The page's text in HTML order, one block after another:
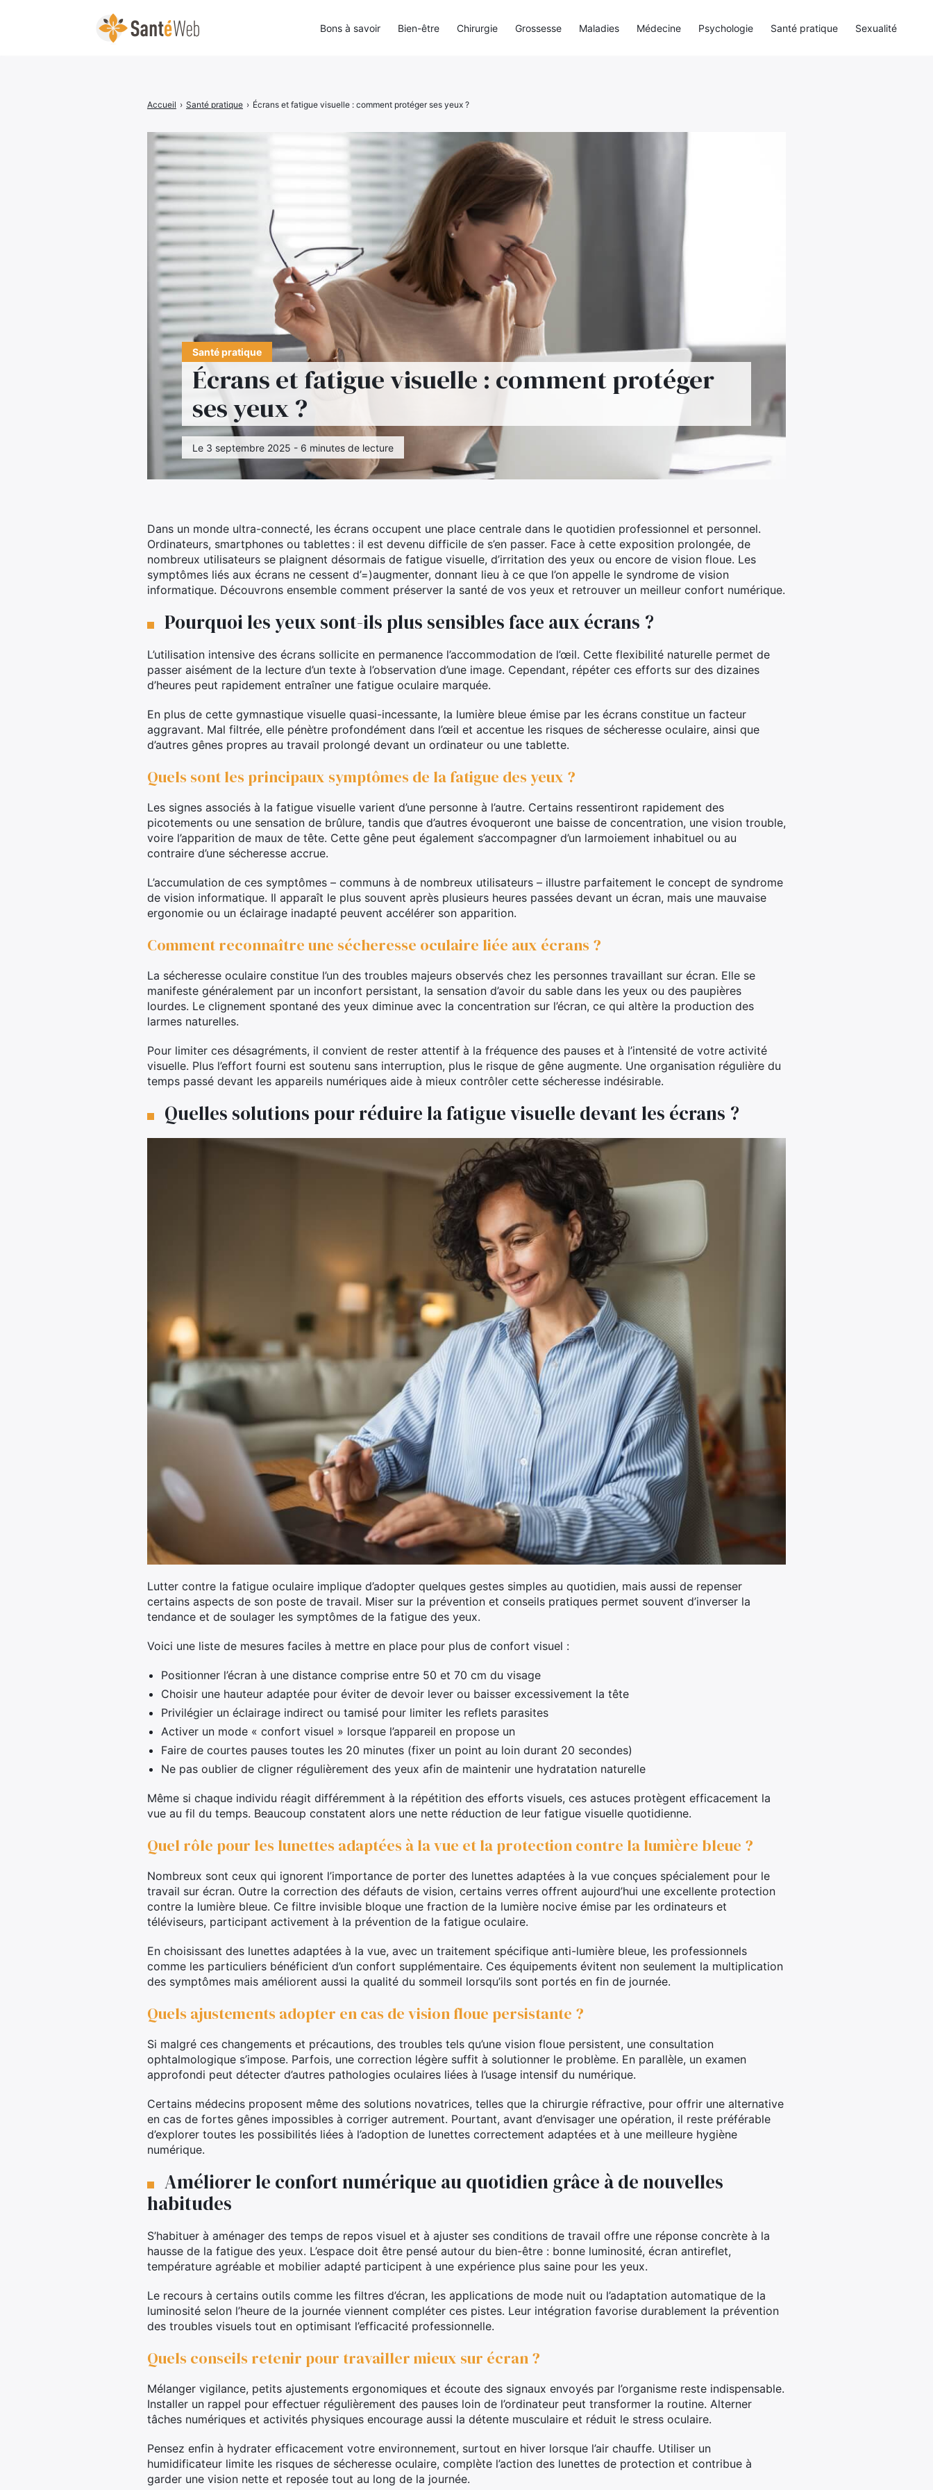
Santé pratique
Écrans et fatigue visuelle : comment protéger
ses yeux ?
Le 3 septembre 2025 - 6 minutes de lecture
Accueil › Santé pratique › Écrans et fatigue visuelle : comment protéger ses yeux ?
Dans un monde ultra-connecté, les écrans occupent une place centrale dans le quotidien professionnel et personnel.
Ordinateurs, smartphones ou tablettes : il est devenu difficile de s’en passer. Face à cette exposition prolongée, de
nombreux utilisateurs se plaignent désormais de fatigue visuelle, d’irritation des yeux ou encore de vision floue. Les
symptômes liés aux écrans ne cessent d’=)augmenter, donnant lieu à ce que l’on appelle le syndrome de vision
informatique. Découvrons ensemble comment préserver la santé de vos yeux et retrouver un meilleur confort numérique.
Pourquoi les yeux sont-ils plus sensibles face aux écrans ?
L’utilisation intensive des écrans sollicite en permanence l’accommodation de l’œil. Cette flexibilité naturelle permet de
passer aisément de la lecture d’un texte à l’observation d’une image. Cependant, répéter ces efforts sur des dizaines
d’heures peut rapidement entraîner une fatigue oculaire marquée.
En plus de cette gymnastique visuelle quasi-incessante, la lumière bleue émise par les écrans constitue un facteur
aggravant. Mal filtrée, elle pénètre profondément dans l’œil et accentue les risques de sécheresse oculaire, ainsi que
d’autres gênes propres au travail prolongé devant un ordinateur ou une tablette.
Quels sont les principaux symptômes de la fatigue des yeux ?
Les signes associés à la fatigue visuelle varient d’une personne à l’autre. Certains ressentiront rapidement des
picotements ou une sensation de brûlure, tandis que d’autres évoqueront une baisse de concentration, une vision trouble,
voire l’apparition de maux de tête. Cette gêne peut également s’accompagner d’un larmoiement inhabituel ou au
contraire d’une sécheresse accrue.
L’accumulation de ces symptômes – communs à de nombreux utilisateurs – illustre parfaitement le concept de syndrome
de vision informatique. Il apparaît le plus souvent après plusieurs heures passées devant un écran, mais une mauvaise
ergonomie ou un éclairage inadapté peuvent accélérer son apparition.
Comment reconnaître une sécheresse oculaire liée aux écrans ?
La sécheresse oculaire constitue l’un des troubles majeurs observés chez les personnes travaillant sur écran. Elle se
manifeste généralement par un inconfort persistant, la sensation d’avoir du sable dans les yeux ou des paupières
lourdes. Le clignement spontané des yeux diminue avec la concentration sur l’écran, ce qui altère la production des
larmes naturelles.
Pour limiter ces désagréments, il convient de rester attentif à la fréquence des pauses et à l’intensité de votre activité
visuelle. Plus l’effort fourni est soutenu sans interruption, plus le risque de gêne augmente. Une organisation régulière du
temps passé devant les appareils numériques aide à mieux contrôler cette sécheresse indésirable.
Quelles solutions pour réduire la fatigue visuelle devant les écrans ?
Lutter contre la fatigue oculaire implique d’adopter quelques gestes simples au quotidien, mais aussi de repenser
certains aspects de son poste de travail. Miser sur la prévention et conseils pratiques permet souvent d’inverser la
tendance et de soulager les symptômes de la fatigue des yeux.
Voici une liste de mesures faciles à mettre en place pour plus de confort visuel :
Positionner l’écran à une distance comprise entre 50 et 70 cm du visage
Choisir une hauteur adaptée pour éviter de devoir lever ou baisser excessivement la tête
Privilégier un éclairage indirect ou tamisé pour limiter les reflets parasites
Activer un mode « confort visuel » lorsque l’appareil en propose un
Faire de courtes pauses toutes les 20 minutes (fixer un point au loin durant 20 secondes)
Ne pas oublier de cligner régulièrement des yeux afin de maintenir une hydratation naturelle
Même si chaque individu réagit différemment à la répétition des efforts visuels, ces astuces protègent efficacement la
vue au fil du temps. Beaucoup constatent alors une nette réduction de leur fatigue visuelle quotidienne.
Quel rôle pour les lunettes adaptées à la vue et la protection contre la lumière bleue ?
Nombreux sont ceux qui ignorent l’importance de porter des lunettes adaptées à la vue conçues spécialement pour le
travail sur écran. Outre la correction des défauts de vision, certains verres offrent aujourd’hui une excellente protection
contre la lumière bleue. Ce filtre invisible bloque une fraction de la lumière nocive émise par les ordinateurs et
téléviseurs, participant activement à la prévention de la fatigue oculaire.
En choisissant des lunettes adaptées à la vue, avec un traitement spécifique anti-lumière bleue, les professionnels
comme les particuliers bénéficient d’un confort supplémentaire. Ces équipements évitent non seulement la multiplication
des symptômes mais améliorent aussi la qualité du sommeil lorsqu’ils sont portés en fin de journée.
Quels ajustements adopter en cas de vision floue persistante ?
Si malgré ces changements et précautions, des troubles tels qu’une vision floue persistent, une consultation
ophtalmologique s’impose. Parfois, une correction légère suffit à solutionner le problème. En parallèle, un examen
approfondi peut détecter d’autres pathologies oculaires liées à l’usage intensif du numérique.
Certains médecins proposent même des solutions novatrices, telles que la chirurgie réfractive, pour offrir une alternative
en cas de fortes gênes impossibles à corriger autrement. Pourtant, avant d’envisager une opération, il reste préférable
d’explorer toutes les possibilités liées à l’adoption de lunettes correctement adaptées et à une meilleure hygiène
numérique.
Améliorer le confort numérique au quotidien grâce à de nouvelles
habitudes
S’habituer à aménager des temps de repos visuel et à ajuster ses conditions de travail offre une réponse concrète à la
hausse de la fatigue des yeux. L’espace doit être pensé autour du bien-être : bonne luminosité, écran antireflet,
température agréable et mobilier adapté participent à une expérience plus saine pour les yeux.
Le recours à certains outils comme les filtres d’écran, les applications de mode nuit ou l’adaptation automatique de la
luminosité selon l’heure de la journée viennent compléter ces pistes. Leur intégration favorise durablement la prévention
des troubles visuels tout en optimisant l’efficacité professionnelle.
Quels conseils retenir pour travailler mieux sur écran ?
Mélanger vigilance, petits ajustements ergonomiques et écoute des signaux envoyés par l’organisme reste indispensable.
Installer un rappel pour effectuer régulièrement des pauses loin de l’ordinateur peut transformer la routine. Alterner
tâches numériques et activités physiques encourage aussi la détente musculaire et réduit le stress oculaire.
Pensez enfin à hydrater efficacement votre environnement, surtout en hiver lorsque l’air chauffe. Utiliser un
humidificateur limite les risques de sécheresse oculaire, complète l’action des lunettes de protection et contribue à
garder une vision nette et reposée tout au long de la journée.
Bons à savoir Bien-être Chirurgie Grossesse Maladies Médecine Psychologie Santé pratique Sexualité